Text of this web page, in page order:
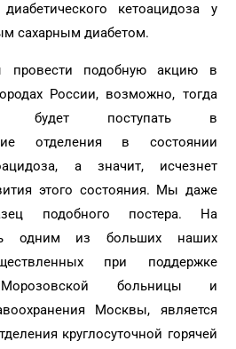
кетоацидоза у
сахарным диабетом.
подобную акцию в
России, возможно, тогда
будет поступать в
отделения в состоянии
а значит, исчезнет
этого состояния. Мы даже
подобного постера. На
одним из больших наших
при поддержке
Морозовской больницы и
Москвы, является
круглосуточной горячей